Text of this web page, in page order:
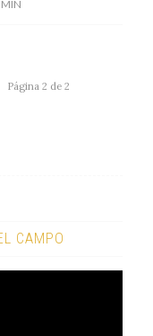
Página 2 de 2
CAMPO